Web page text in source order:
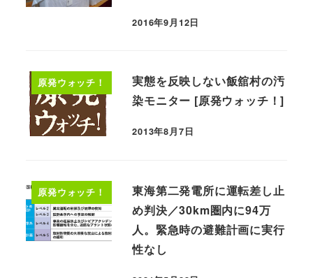
2016年9月12日
原発ウォッチ！
実態を反映しない飯舘村の汚
染モニター [原発ウォッチ！]
2013年8月7日
原発ウォッチ！
東海第二発電所に運転差し止
め判決／30km圏内に94万
人。緊急時の避難計画に実行
性なし